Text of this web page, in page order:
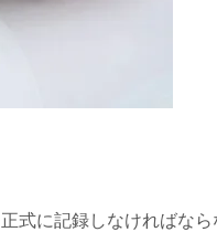
に記録しなければな